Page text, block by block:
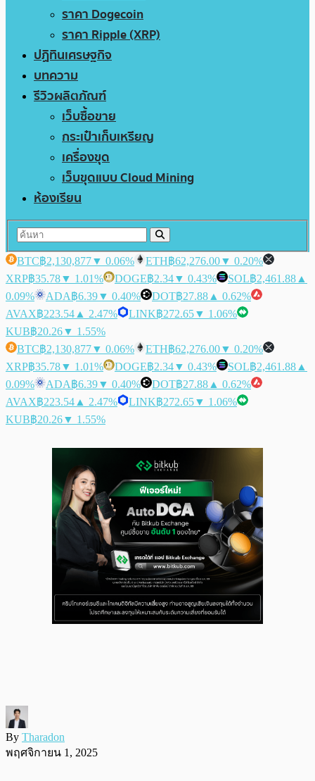
ราคา Dogecoin
ราคา Ripple (XRP)
ปฏิทินเศรษฐกิจ
บทความ
รีวิวผลิตภัณฑ์
เว็บซื้อขาย
กระเป๋าเก็บเหรียญ
เครื่องขุด
เว็บขุดแบบ Cloud Mining
ห้องเรียน
BTC฿2,130,877▼ 0.06% ETH฿62,276.00▼ 0.20%
XRP฿35.78▼ 1.01% DOGE฿2.34▼ 0.43% SOL฿2,461.88 ▲
0.09%
ADA฿6.39▼ 0.40% DOT฿27.88 ▲ 0.62%
AVAX฿223.54 ▲ 2.47% LINK฿272.65▼ 1.06%
KUB฿20.26▼ 1.55%
BTC฿2,130,877▼ 0.06% ETH฿62,276.00▼ 0.20%
XRP฿35.78▼ 1.01% DOGE฿2.34▼ 0.43% SOL฿2,461.88 ▲
0.09%
ADA฿6.39▼ 0.40% DOT฿27.88 ▲ 0.62%
AVAX฿223.54 ▲ 2.47% LINK฿272.65▼ 1.06%
KUB฿20.26▼ 1.55%
By Tharadon
พฤศจิกายน 1, 2025